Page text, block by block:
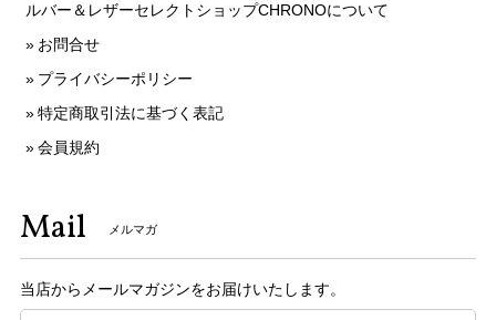
ルバー＆レザーセレクトショップCHRONOについて
お問合せ
プライバシーポリシー
特定商取引法に基づく表記
会員規約
Mail メルマガ
当店からメールマガジンをお届けいたします。